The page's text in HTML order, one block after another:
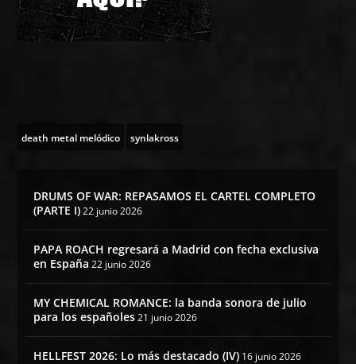
death metal melódico synlakross
DRUMS OF WAR: REPASAMOS EL CARTEL COMPLETO
(PARTE I) 22 junio 2026
PAPA ROACH regresará a Madrid con fecha exclusiva
en España 22 junio 2026
MY CHEMICAL ROMANCE: la banda sonora de julio
para los españoles 21 junio 2026
HELLFEST 2026: Lo más destacado (IV) 16 junio 2026